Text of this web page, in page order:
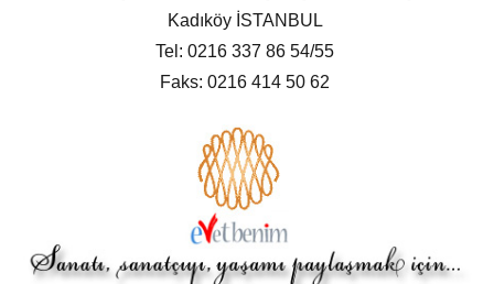
Kadıköy İSTANBUL
Tel: 0216 337 86 54/55
Faks: 0216 414 50 62